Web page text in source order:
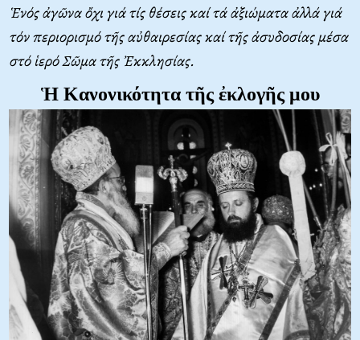
Ἑνός ἀγῶνα ὄχι γιά τίς θέσεις καί τά ἀξιώματα ἀλλά γιά
τόν περιορισμό τῆς αὐθαιρεσίας καί τῆς ἀσυδοσίας μέσα
στό ἱερό Σῶμα τῆς Ἐκκλησίας.
Ἡ Kανονικότητα τῆς ἐκλογῆς μου